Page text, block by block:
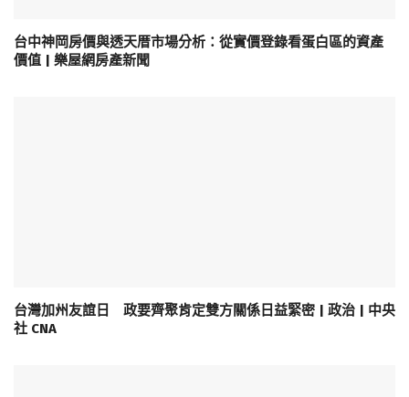
台中神岡房價與透天厝市場分析：從實價登錄看蛋白區的資產
價值 | 樂屋網房產新聞
台灣加州友誼日 政要齊聚肯定雙方關係日益緊密 | 政治 | 中央
社 CNA